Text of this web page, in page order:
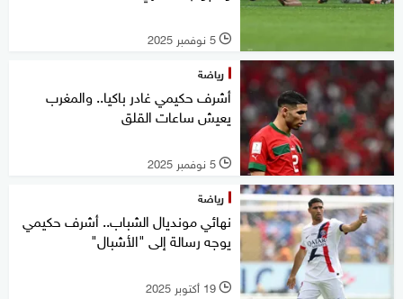
l 5 نوفمبر 2025
رياضة
أشرف حكيمي غادر باكيا.. والمغرب
يعيش ساعات القلق
l 5 نوفمبر 2025
رياضة
نهائي مونديال الشباب.. أشرف حكيمي
يوجه رسالة إلى "الأشبال"
l 19 أكتوبر 2025